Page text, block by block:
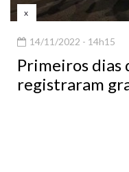
x
14/11/2022 - 14h15
Primeiros dias
registraram